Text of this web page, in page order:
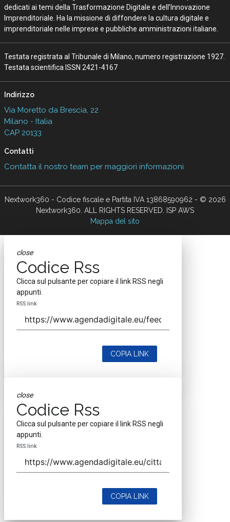
dedicati ai temi della Trasformazione Digitale e dell’Innovazione
Imprenditoriale. Ha la missione di diffondere la cultura digitale e
imprenditoriale nelle imprese e pubbliche amministrazioni italiane.
Testata registrata al Tribunale di Milano, numero registrazione 1927.
Testata scientifica ISSN 2421-4167
Indirizzo
Via Moretto da Brescia, 22
Milano - Italia
CAP 20133
Contatti
Contatta il nostro team per maggiori informazioni
Nextwork360 - Codice fiscale e Partita IVA 13868590962 - © 2026
Nextwork360. ALL RIGHTS RESERVED. ISP AWS
Mappa del sito
close
Codice Rss
Clicca sul pulsante per copiare il link RSS negli
appunti.
RSS link
COPIA LINK
close
Codice Rss
Clicca sul pulsante per copiare il link RSS negli
appunti.
RSS link
COPIA LINK